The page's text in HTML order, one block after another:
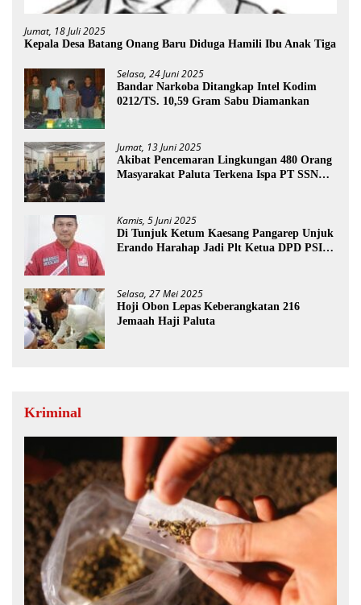
Jumat, 18 Juli 2025
Kepala Desa Batang Onang Baru Diduga Hamili Ibu Anak Tiga
Selasa, 24 Juni 2025
Bandar Narkoba Ditangkap Intel Kodim
0212/TS. 10,59 Gram Sabu Diamankan
Jumat, 13 Juni 2025
Akibat Pencemaran Lingkungan 480 Orang
Masyarakat Paluta Terkena Ispa PT SSN
Kamis, 5 Juni 2025
Di Tunjuk Ketum Kaesang Pangarep Unjuk
Erando Harahap Jadi Plt Ketua DPD PSI
Selasa, 27 Mei 2025
Hoji Obon Lepas Keberangkatan 216
Jemaah Haji Paluta
Kriminal